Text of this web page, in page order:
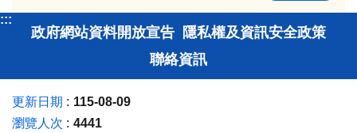
:::
政府網站資料開放宣告 隱私權及資訊安全政策
聯絡資訊
更新日期
115-08-09
瀏覽人次
4441